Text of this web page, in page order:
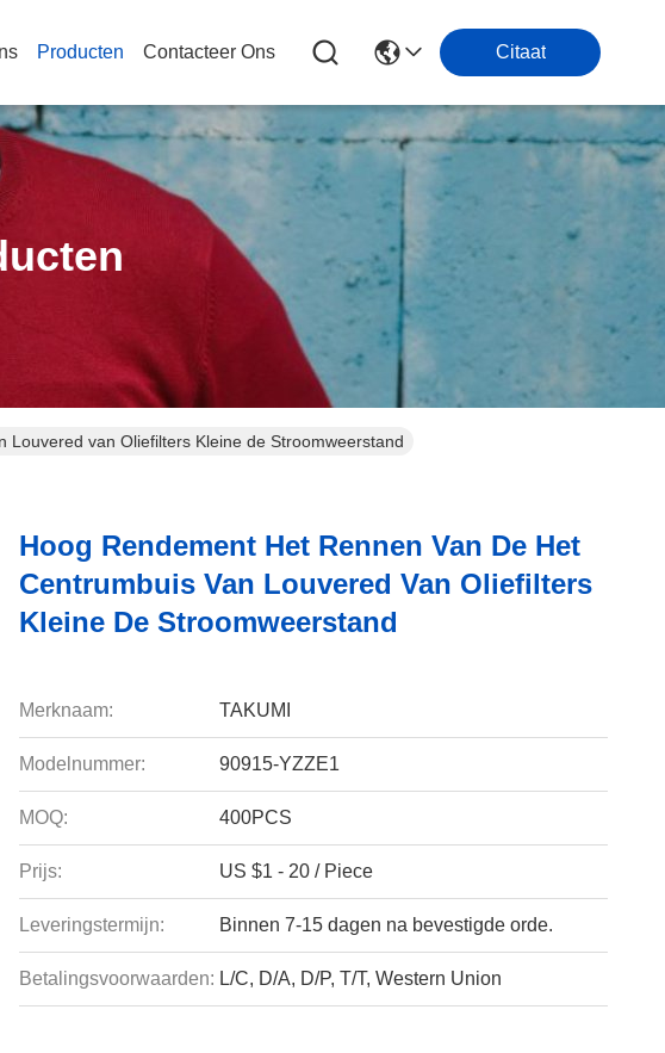
Producten Contacteer Ons Citaat
van Oliefilters Kleine de Stroomweerstand
Hoog Rendement Het Rennen Van De Het
Centrumbuis Van Louvered Van Oliefilters
Kleine De Stroomweerstand
Merknaam: TAKUMI
Modelnummer: 90915-YZZE1
MOQ: 400PCS
Prijs: US $1 - 20 / Piece
Leveringstermijn: Binnen 7-15 dagen na bevestigde orde.
Betalingsvoorwaarden: L/C, D/A, D/P, T/T, Western Union